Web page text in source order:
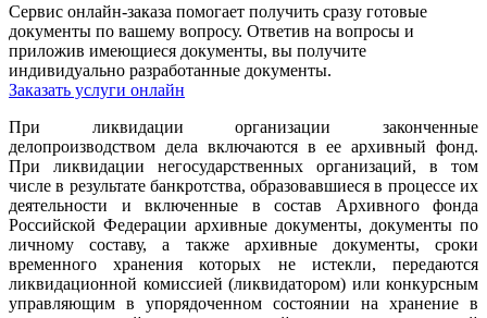
Сервис онлайн-заказа помогает получить сразу готовые
документы по вашему вопросу. Ответив на вопросы и
приложив имеющиеся документы, вы получите
индивидуально разработанные документы.
Заказать услуги онлайн
При ликвидации организации законченные
делопроизводством дела включаются в ее архивный фонд.
При ликвидации негосударственных организаций, в том
числе в результате банкротства, образовавшиеся в процессе их
деятельности и включенные в состав Архивного фонда
Российской Федерации архивные документы, документы по
личному составу, а также архивные документы, сроки
временного хранения которых не истекли, передаются
ликвидационной комиссией (ликвидатором) или конкурсным
управляющим в упорядоченном состоянии на хранение в